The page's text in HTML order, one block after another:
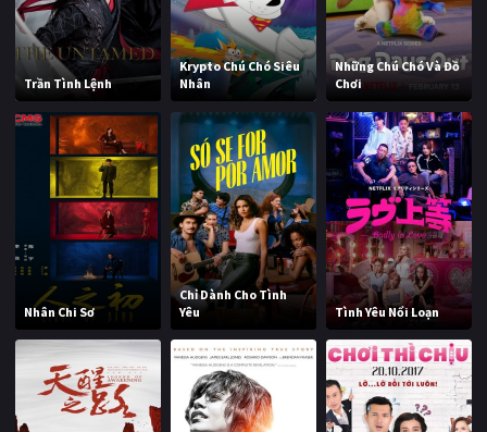
Trần Tình Lệnh
Krypto Chú Chó Siêu
Nhân
Những Chú Chó Và Đồ
Chơi
Nhân Chi Sơ
Chỉ Dành Cho Tình
Yêu
Tình Yêu Nổi Loạn